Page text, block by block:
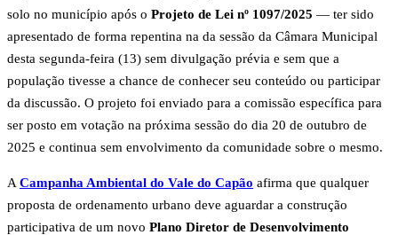
solo no município após o Projeto de Lei nº 1097/2025 — ter sido
apresentado de forma repentina na da sessão da Câmara Municipal
desta segunda-feira (13) sem divulgação prévia e sem que a
população tivesse a chance de conhecer seu conteúdo ou participar
da discussão. O projeto foi enviado para a comissão específica para
ser posto em votação na próxima sessão do dia 20 de outubro de
2025 e continua sem envolvimento da comunidade sobre o mesmo.
A Campanha Ambiental do Vale do Capão afirma que qualquer
proposta de ordenamento urbano deve aguardar a construção
participativa de um novo Plano Diretor de Desenvolvimento